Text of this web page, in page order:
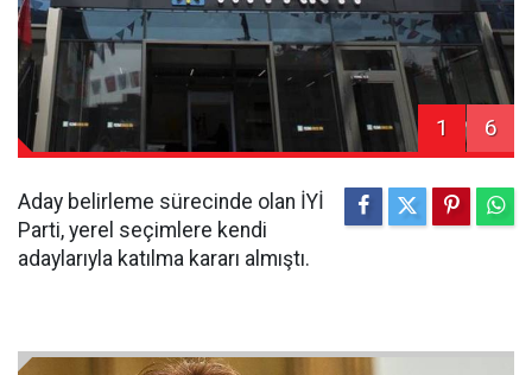
1 6
Aday belirleme sürecinde olan İYİ
Parti, yerel seçimlere kendi
adaylarıyla katılma kararı almıştı.